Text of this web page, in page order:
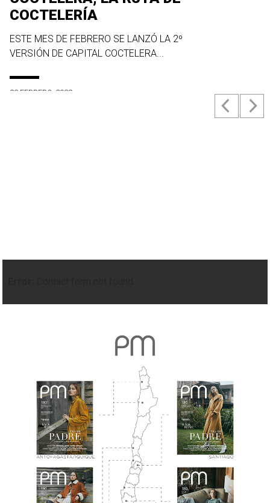
COCTELERÍA
ESTE MES DE FEBRERO SE LANZÓ LA 2º
VERSIÓN DE CAPITAL COCTELERA...
23 FEBRERO, 2022